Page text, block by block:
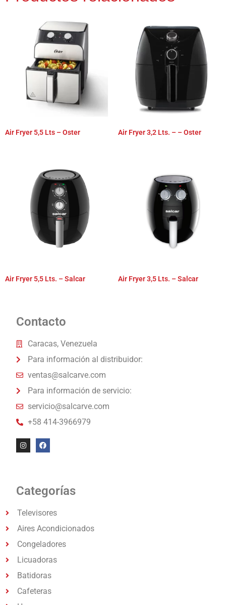
Air Fryer 5,5 Lts – Oster Air Fryer 3,2 Lts. – – Oster
Air Fryer 5,5 Lts. – Salcar Air Fryer 3,5 Lts. – Salcar
Contacto
Caracas, Venezuela
Para información al distribuidor:
ventas@salcarve.com
Para información de servicio:
servicio@salcarve.com
+58 414-3966979
Categorías
Televisores
Aires Acondicionados
Congeladores
Licuadoras
Batidoras
Cafeteras